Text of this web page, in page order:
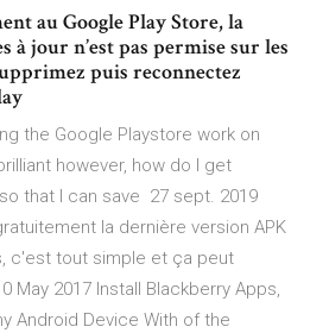
au Google Play Store, la
à jour n’est pas permise sur les
puis reconnectez
the Google Playstore work on
however, how do I get
that I can save 27 sept. 2019
la dernière version APK
c'est tout simple et ça peut
May 2017 Install Blackberry Apps,
Android Device With of the